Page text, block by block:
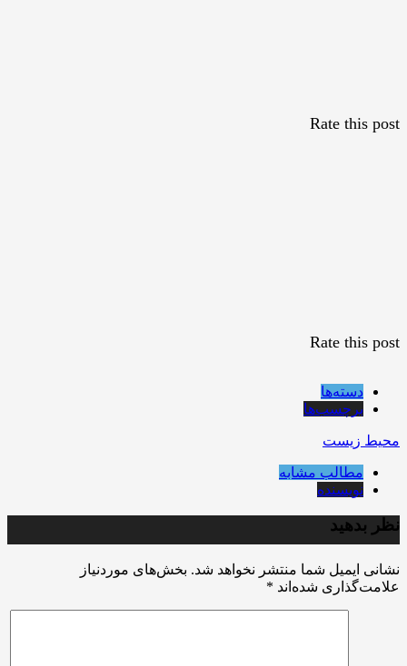
Rate this post
Rate this post
دسته‌ها
برچسب‌ها
محیط زیست
مطالب مشابه
نویسنده
نظر بدهید
نشانی ایمیل شما منتشر نخواهد شد. بخش‌های موردنیاز
علامت‌گذاری شده‌اند *